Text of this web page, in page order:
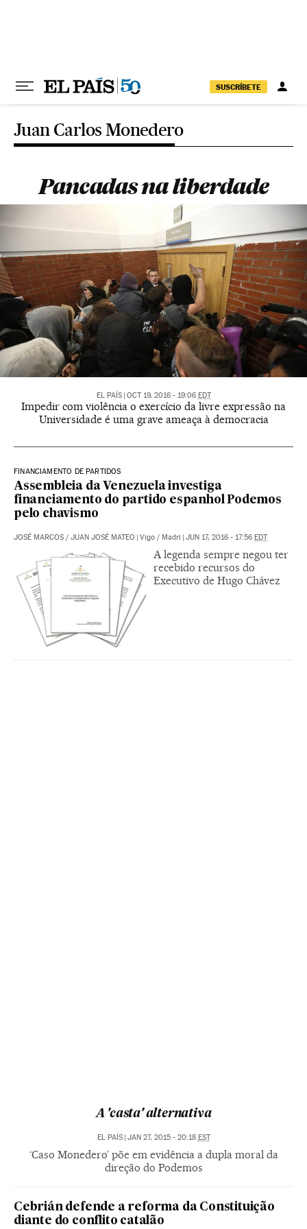
SUSCRÍBETE
Juan Carlos Monedero
Pancadas na liberdade
EL PAÍS OCT 19, 2016 - 19:06 EDT
Impedir com violência o exercício da livre expressão na
Universidade é uma grave ameaça à democracia
FINANCIAMENTO DE PARTIDOS
Assembleia da Venezuela investiga
financiamento do partido espanhol Podemos
pelo chavismo
JOSÉ MARCOS / JUAN JOSÉ MATEO Vigo / Madri JUN 17, 2016 - 17:56 EDT
A legenda sempre negou ter
recebido recursos do
Executivo de Hugo Chávez
A 'casta' alternativa
EL PAÍS JAN 27, 2015 - 20:18 EST
‘Caso Monedero’ põe em evidência a dupla moral da
direção do Podemos
Cebrián defende a reforma da Constituição
diante do conflito catalão